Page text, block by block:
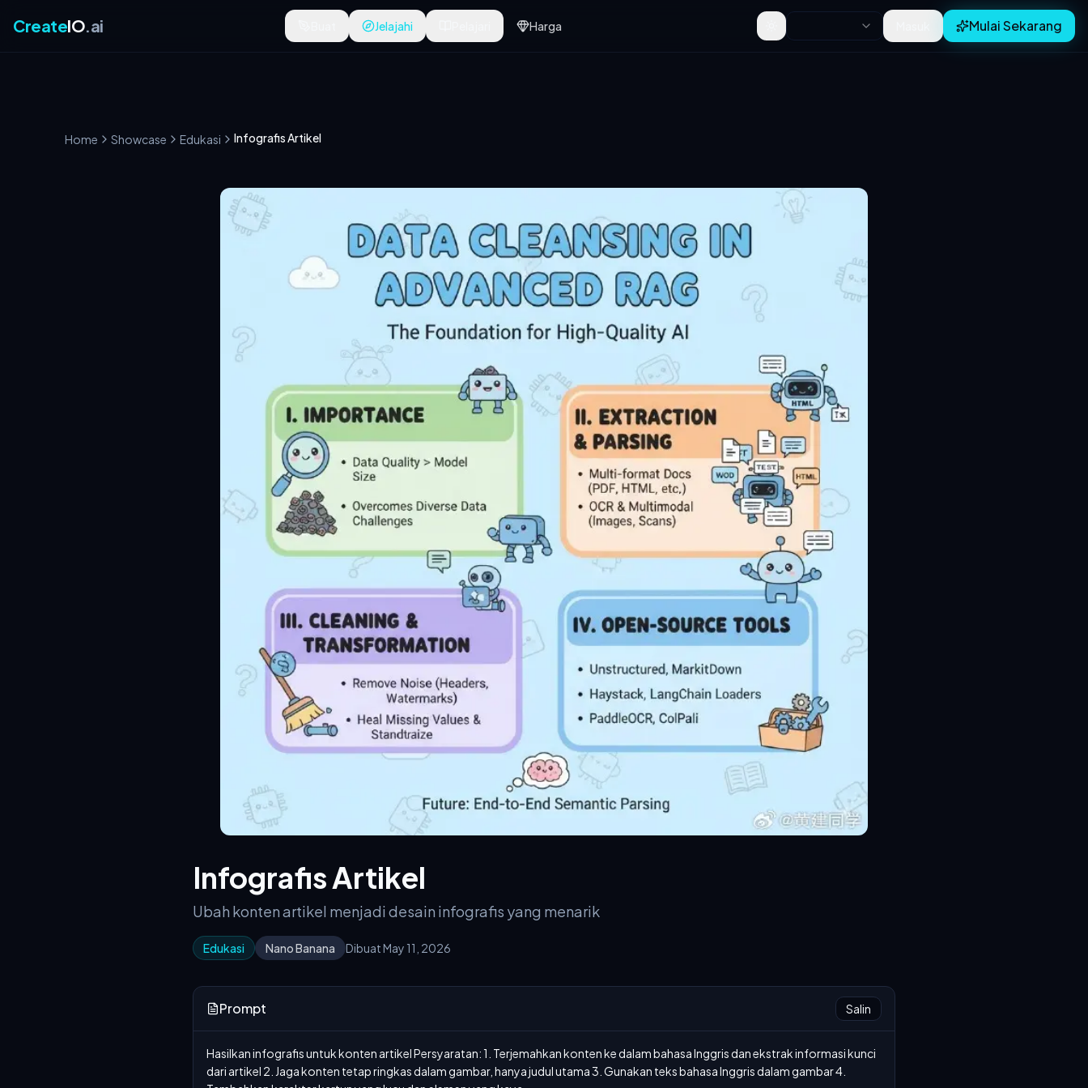
CreateIO.ai Jelajahi Harga Toggle theme Mulai Sekarang
Home Showcase Edukasi Infografis Artikel
Infografis Artikel
Ubah konten artikel menjadi desain infografis yang menarik
Edukasi Nano Banana Dibuat May 11, 2026
Prompt Salin
Hasilkan infografis untuk konten artikel Persyaratan: 1. Terjemahkan konten ke dalam bahasa Inggris dan ekstrak informasi kunci
dari artikel 2. Jaga konten tetap ringkas dalam gambar, hanya judul utama 3. Gunakan teks bahasa Inggris dalam gambar 4.